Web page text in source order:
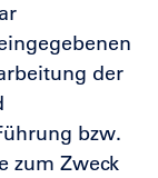
der
bzw.
zum Zweck